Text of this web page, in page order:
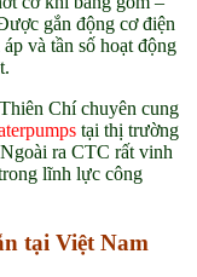
gắn động cơ điện
và tần số hoạt động
Chí chuyên cung
tại thị trường
ra CTC rất vinh
lĩnh lực công
tại Việt Nam